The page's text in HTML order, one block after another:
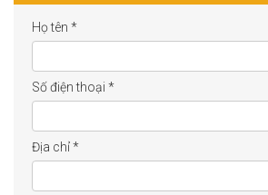
Họ tên *
Số điện thoại *
Địa chỉ*